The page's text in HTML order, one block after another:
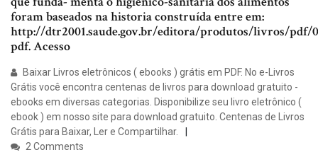
foram baseados na historia construída entre em:
http://dtr2001.saude.gov.br/editora/produtos/livros/pdf/
pdf. Acesso
Baixar Livros eletrônicos ( ebooks ) grátis em PDF. No e-Livros
Grátis você encontra centenas de livros para download gratuito -
ebooks em diversas categorias. Disponibilize seu livro eletrônico (
ebook ) em nosso site para download gratuito. Centenas de Livros
Grátis para Baixar, Ler e Compartilhar.
2 Comments